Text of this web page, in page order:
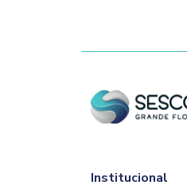
O link
dia antes
Institucional